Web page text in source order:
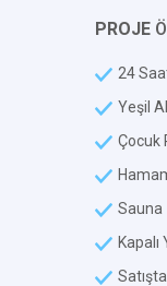
PROJE
24
Yeşil
Çocuk
Sauna
Satışta